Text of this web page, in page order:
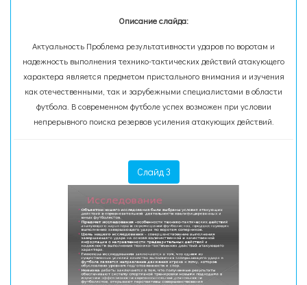
Описание слайда:
Актуальность Проблема результативности ударов по воротам и
надежность выполнения технико-тактических действий атакующего
характера является предметом пристального внимания и изучения
как отечественными, так и зарубежными специалистами в области
футбола. В современном футболе успех возможен при условии
непрерывного поиска резервов усиления атакующих действий.
Слайд 3